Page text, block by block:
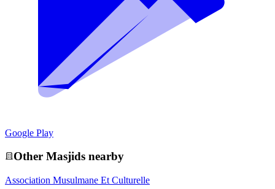
Google Play
Other Masjids nearby
Association Musulmane Et Culturelle